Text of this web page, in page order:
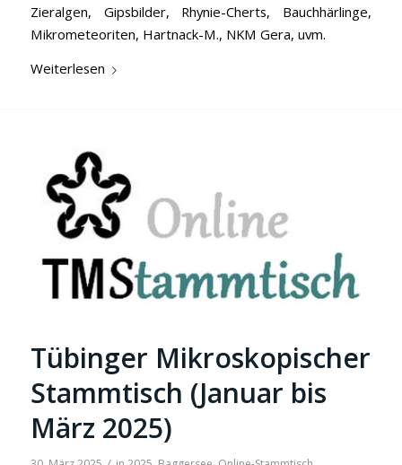
Zieralgen, Gipsbilder, Rhynie-Cherts, Bauchhärlinge,
Mikrometeoriten, Hartnack-M., NKM Gera, uvm.
Weiterlesen
Tübinger Mikroskopischer
Stammtisch (Januar bis
März 2025)